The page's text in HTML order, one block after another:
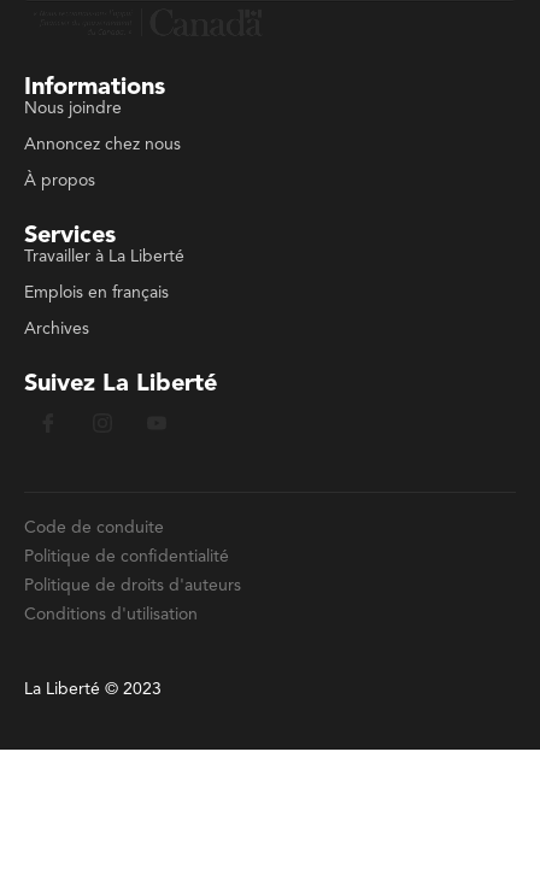
Informations
Nous joindre
Annoncez chez nous
À propos
Services
Travailler à La Liberté
Emplois en français
Archives
Suivez La Liberté
Code de conduite
Politique de confidentialité
Politique de droits d'auteurs
Conditions d'utilisation
La Liberté © 2023